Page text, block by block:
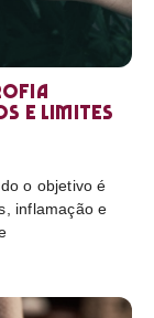
e limites
o objetivo é
inflamação e